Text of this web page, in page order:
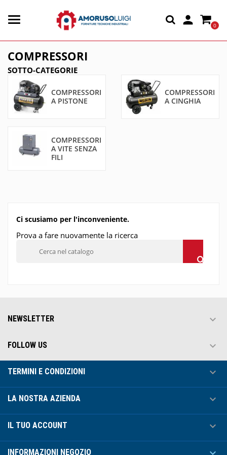
 0
COMPRESSORI
SOTTO-CATEGORIE
COMPRESSORI
A PISTONE
COMPRESSORI
A CINGHIA
COMPRESSORI
A VITE SENZA
FILI
Ci scusiamo per l'inconveniente.
Prova a fare nuovamente la ricerca
NEWSLETTER 
FOLLOW US 
TERMINI E CONDIZIONI 
LA NOSTRA AZIENDA 
IL TUO ACCOUNT 
INFORMAZIONI NEGOZIO